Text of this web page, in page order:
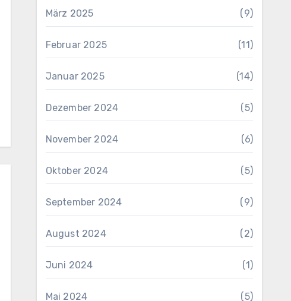
März 2025 (9)
Februar 2025 (11)
Januar 2025 (14)
Dezember 2024 (5)
November 2024 (6)
Oktober 2024 (5)
September 2024 (9)
August 2024 (2)
Juni 2024 (1)
Mai 2024 (5)